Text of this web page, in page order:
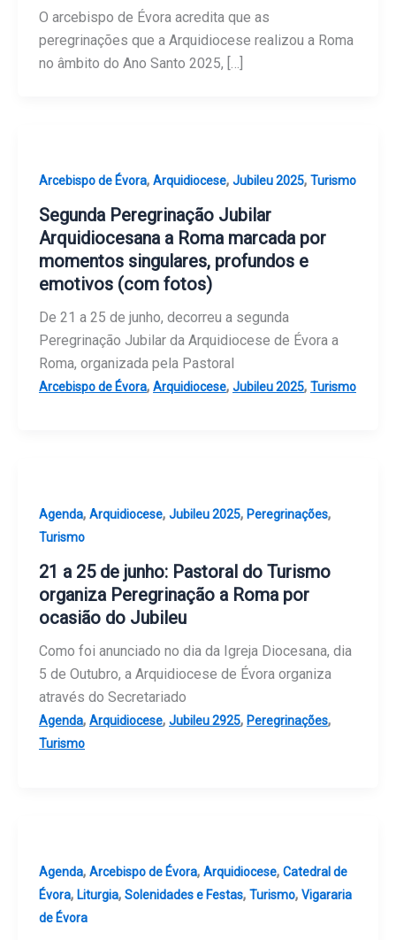
O arcebispo de Évora acredita que as
peregrinações que a Arquidiocese realizou a Roma
no âmbito do Ano Santo 2025, […]
Arcebispo de Évora, Arquidiocese, Jubileu 2025, Turismo
Segunda Peregrinação Jubilar
Arquidiocesana a Roma marcada por
momentos singulares, profundos e
emotivos (com fotos)
De 21 a 25 de junho, decorreu a segunda
Peregrinação Jubilar da Arquidiocese de Évora a
Roma, organizada pela Pastoral
Arcebispo de Évora, Arquidiocese, Jubileu 2025, Turismo
Agenda, Arquidiocese, Jubileu 2025, Peregrinações,
Turismo
21 a 25 de junho: Pastoral do Turismo
organiza Peregrinação a Roma por
ocasião do Jubileu
Como foi anunciado no dia da Igreja Diocesana, dia
5 de Outubro, a Arquidiocese de Évora organiza
através do Secretariado
Agenda, Arquidiocese, Jubileu 2925, Peregrinações,
Turismo
Agenda, Arcebispo de Évora, Arquidiocese, Catedral de
Évora, Liturgia, Solenidades e Festas, Turismo, Vigararia
de Évora